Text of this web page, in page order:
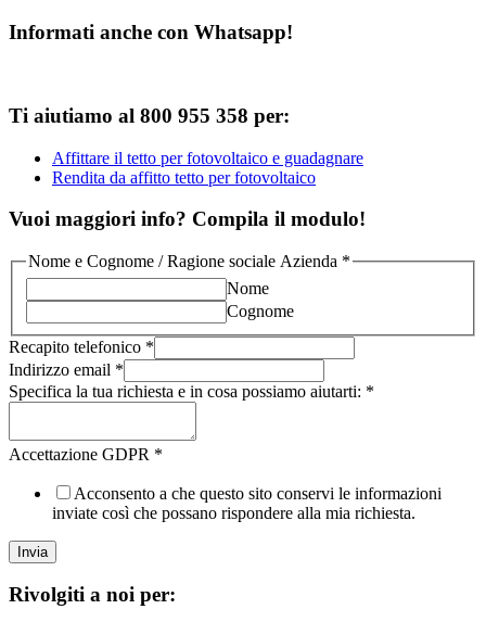
Informati anche con Whatsapp!
Ti aiutiamo al 800 955 358 per:
Affittare il tetto per fotovoltaico e guadagnare
Rendita da affitto tetto per fotovoltaico
Vuoi maggiori info? Compila il modulo!
Nome e Cognome / Ragione sociale Azienda *
Nome
Cognome
Recapito telefonico *
Indirizzo email *
Specifica la tua richiesta e in cosa possiamo aiutarti: *
Accettazione GDPR *
Acconsento a che questo sito conservi le informazioni
inviate così che possano rispondere alla mia richiesta.
Invia
Rivolgiti a noi per: